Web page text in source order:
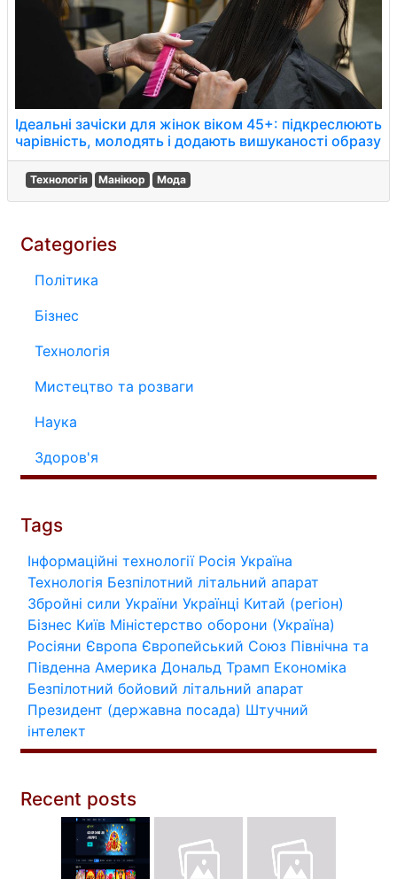
Ідеальні зачіски для жінок віком 45+: підкреслюють
чарівність, молодять і додають вишуканості образу
Технологія Манікюр Мода
Categories
Політика
Бізнес
Технологія
Мистецтво та розваги
Наука
Здоров'я
Tags
Інформаційні технології Росія Україна
Технологія Безпілотний літальний апарат
Збройні сили України Українці Китай (регіон)
Бізнес Київ Міністерство оборони (Україна)
Росіяни Європа Європейський Союз Північна та
Південна Америка Дональд Трамп Економіка
Безпілотний бойовий літальний апарат
Президент (державна посада) Штучний
інтелект
Recent posts